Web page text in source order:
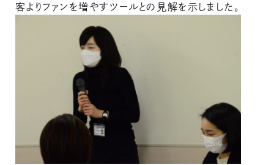
客よりファンを増やすツールとの見解を示しました。